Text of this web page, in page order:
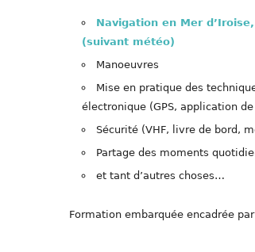
Navigation en Mer
(suivant météo)
Manoeuvres
Mise en pratique des
électronique (GPS, application
Sécurité (VHF, livre de bord,
Partage des moments
et tant d’autres choses…
Formation embarquée encadrée